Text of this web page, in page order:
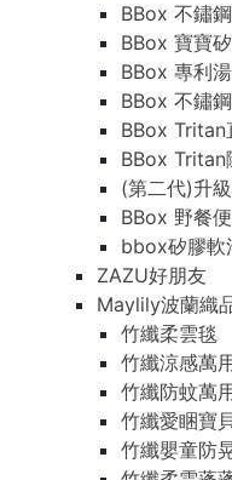
BBox 不鏽
BBox 寶寶
BBox 專利
BBox 不鏽
BBox
BBox
(第二代)升
BBox 野餐
bbox矽膠軟
ZAZU好朋友
Maylily波蘭織
竹纖柔雲毯
竹纖涼感萬
竹纖防蚊萬
竹纖愛睏寶
竹纖嬰童防